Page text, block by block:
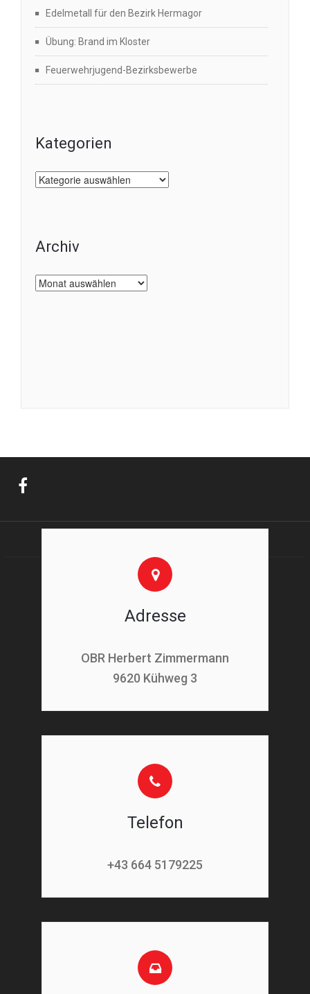
Edelmetall für den Bezirk Hermagor
Übung: Brand im Kloster
Feuerwehrjugend-Bezirksbewerbe
Kategorien
Kategorien
Archiv
Archiv
Adresse
OBR Herbert Zimmermann
9620 Kühweg 3
Telefon
+43 664 5179225